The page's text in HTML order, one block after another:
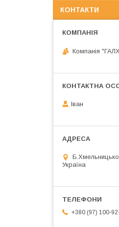
КОНТАКТИ
Компанія
Іван
Україна
+380 (97) 100-